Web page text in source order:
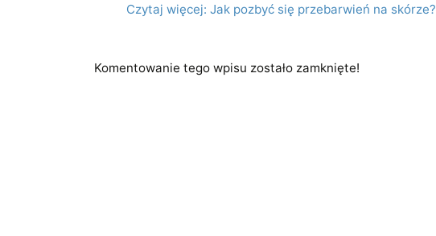
Czytaj więcej: Jak pozbyć się przebarwień na skórze?
Komentowanie tego wpisu zostało zamknięte!